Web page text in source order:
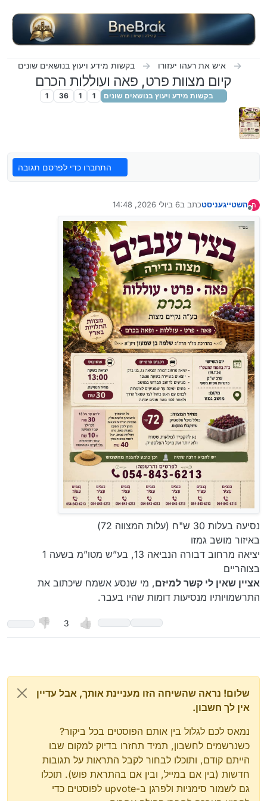
איש את רעהו יעזורו בקשות מידע ויעוץ בנושאים שונים
קיום מצוות פרט, פאה ועוללות הכרם
בקשות מידע ויעוץ בנושאים שונים 1
1
36
1
התחברו כדי לפרסם תגובה
ה השטייגעניסטכתב ב6 ביולי 2026, 14:48
נערך לאחרונה על ידי
נסיעה בעלות 30 ש"ח (עלות המצווה 72)
באיזור מושב גמזו
יציאה מרחוב דבורה הנביאה 13, בע”ש מטו”מ בשעה 1
בצוהריים
אציין שאין לי קשר למיזם, מי שנסע אשמח שיכתוב את
התרשמויותיו מנסיעות דומות שהיו בעבר.
3
שלום! נראה שהשיחה הזו מעניינת אותך, אבל עדיין
אין לך חשבון.
נמאס לכם לגלול בין אותם הפוסטים בכל ביקור?
כשנרשמים לחשבון, תמיד תחזרו בדיוק למקום שבו
הייתם קודם, ותוכלו לבחור לקבל התראות על תגובות
חדשות (בין אם במייל, ובין אם בהתראת פוש). תוכלו
גם לשמור סימניות ולפרגן ב-upvote לפוסטים כדי